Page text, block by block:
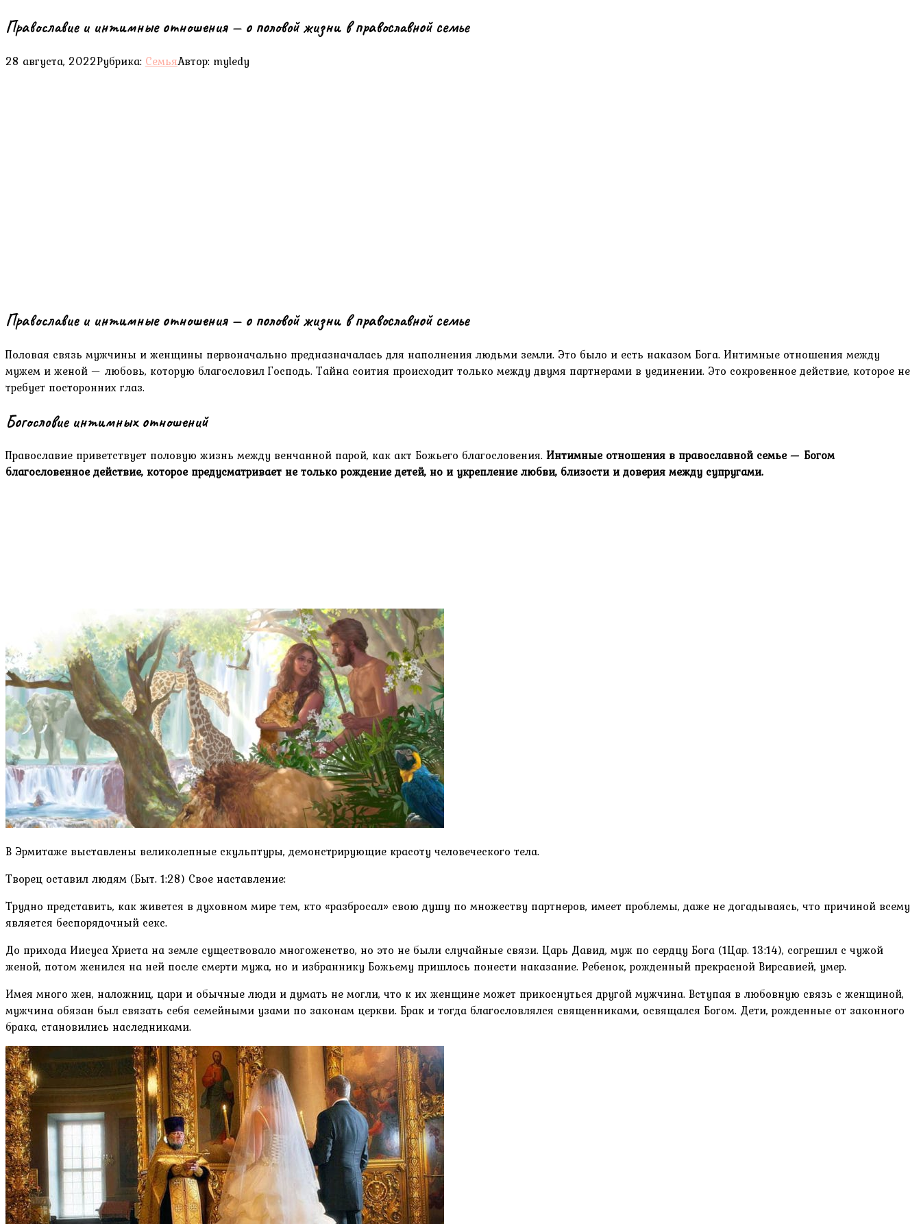
Православие и интимные отношения — о половой жизни в православной семье
28 августа, 2022Рубрика: СемьяАвтор: myledy
Православие и интимные отношения — о половой жизни в православной семье
Половая связь мужчины и женщины первоначально предназначалась для наполнения людьми земли. Это было и есть наказом Бога. Интимные отношения между
мужем и женой — любовь, которую благословил Господь. Тайна соития происходит только между двумя партнерами в уединении. Это сокровенное действие, которое не
требует посторонних глаз.
Богословие интимных отношений
Православие приветствует половую жизнь между венчанной парой, как акт Божьего благословения. Интимные отношения в православной семье — Богом
благословенное действие, которое предусматривает не только рождение детей, но и укрепление любви, близости и доверия между супругами.
В Эрмитаже выставлены великолепные скульптуры, демонстрирующие красоту человеческого тела.
Творец оставил людям (Быт. 1:28) Свое наставление:
Трудно представить, как живется в духовном мире тем, кто «разбросал» свою душу по множеству партнеров, имеет проблемы, даже не догадываясь, что причиной всему
является беспорядочный секс.
До прихода Иисуса Христа на земле существовало многоженство, но это не были случайные связи. Царь Давид, муж по сердцу Бога (1Цар. 13:14), согрешил с чужой
женой, потом женился на ней после смерти мужа, но и избраннику Божьему пришлось понести наказание. Ребенок, рожденный прекрасной Вирсавией, умер.
Имея много жен, наложниц, цари и обычные люди и думать не могли, что к их женщине может прикоснуться другой мужчина. Вступая в любовную связь с женщиной,
мужчина обязан был связать себя семейными узами по законам церкви. Брак и тогда благословлялся священниками, освящался Богом. Дети, рожденные от законного
брака, становились наследниками.